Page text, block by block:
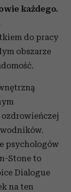
każdego.
do pracy
obszarze
ozdrowieńczej
psychologów
Stone to
Dialogue
na ten